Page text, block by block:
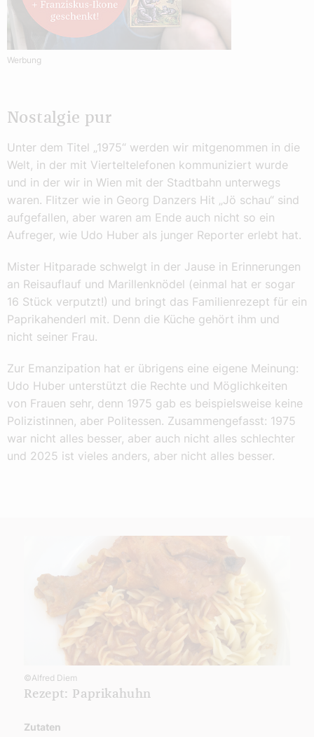
Werbung
Nostalgie pur
Unter dem Titel „1975“ werden wir mitgenommen in die
Welt, in der mit Vierteltelefonen kommuniziert wurde
und in der wir in Wien mit der Stadtbahn unterwegs
waren. Flitzer wie in Georg Danzers Hit „Jö schau“ sind
aufgefallen, aber waren am Ende auch nicht so ein
Aufreger, wie Udo Huber als junger Reporter erlebt hat.
Mister Hitparade schwelgt in der Jause in Erinnerungen
an Reisauflauf und Marillenknödel (einmal hat er sogar
16 Stück verputzt!) und bringt das Familienrezept für ein
Paprikahenderl mit. Denn die Küche gehört ihm und
nicht seiner Frau.
Zur Emanzipation hat er übrigens eine eigene Meinung:
Udo Huber unterstützt die Rechte und Möglichkeiten
von Frauen sehr, denn 1975 gab es beispielsweise keine
Polizistinnen, aber Politessen. Zusammengefasst: 1975
war nicht alles besser, aber auch nicht alles schlechter
und 2025 ist vieles anders, aber nicht alles besser.
©Alfred Diem
Rezept: Paprikahuhn
Zutaten